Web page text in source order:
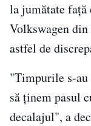
la jumătate
Volkswagen
astfel de
"Timpurile s-au
să ţinem pasul
decalajul", a